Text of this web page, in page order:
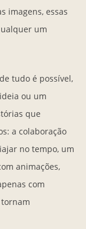
imagens, essas
um
tudo é possível,
ou um
que
a colaboração
no tempo, um
animações,
com